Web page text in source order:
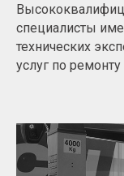
специалисты
технических
услуг по